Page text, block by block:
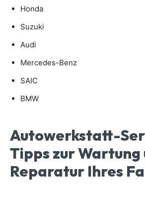
Honda
Suzuki
Audi
Mercedes-Benz
SAIC
BMW
Autowerkstatt-
Tipps zur Wartung
Reparatur Ihres